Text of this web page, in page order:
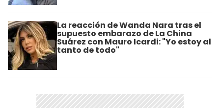
La reacción de Wanda Nara tras el
supuesto embarazo de La China
Suárez con Mauro Icardi: "Yo estoy al
tanto de todo"